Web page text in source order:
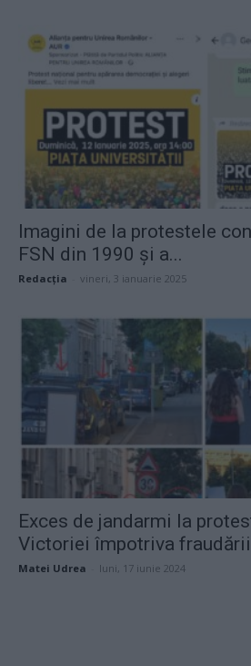
Imagini de la protestele
FSN din 1990 și a...
Redacţia vineri, 3 ianuarie 2025
Exces de jandarmi la
Victoriei împotriva
Matei Udrea luni, 17 iunie 2024